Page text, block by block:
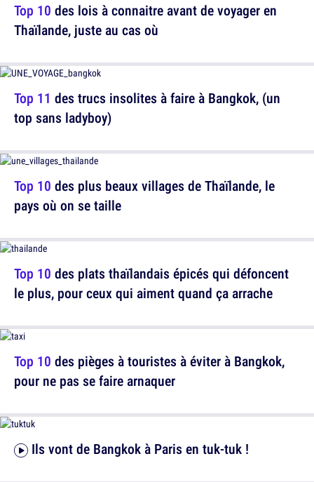
Top 11 des trucs insolites à faire à Bangkok, (un
top sans ladyboy)
Top 10 des plats thaïlandais épicés qui défoncent
le plus, pour ceux qui aiment quand ça arrache
Ils vont de Bangkok à Paris en tuk-tuk !
Top 10 des lois à connaitre avant de voyager en
Thaïlande, juste au cas où
Top 10 des plus beaux villages de Thaïlande, le
pays où on se taille
Top 10 des pièges à touristes à éviter à Bangkok,
pour ne pas se faire arnaquer